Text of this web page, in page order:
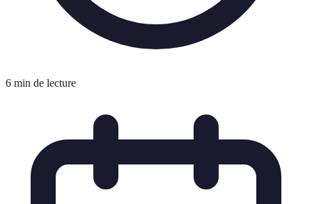
6 min de lecture